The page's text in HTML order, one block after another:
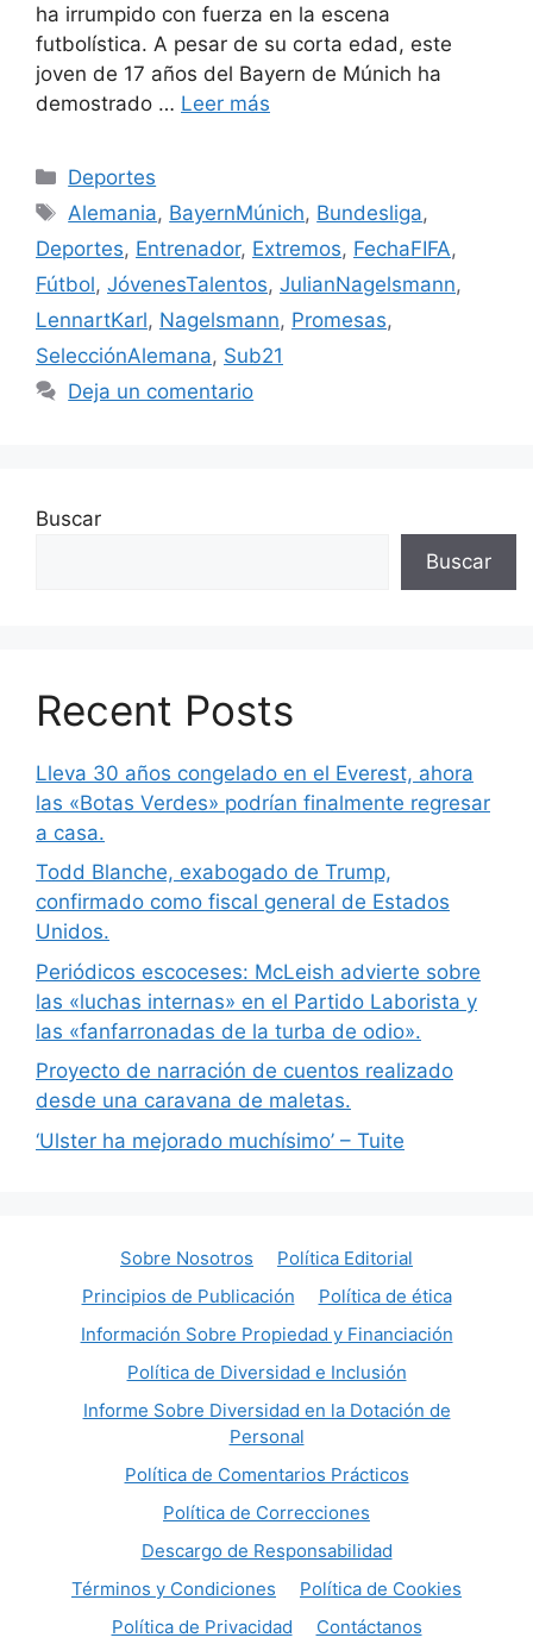
ha irrumpido con fuerza en la escena
futbolística. A pesar de su corta edad, este
joven de 17 años del Bayern de Múnich ha
demostrado … Leer más
Categorías
Deportes
Etiquetas
Alemania, BayernMúnich, Bundesliga,
Deportes, Entrenador, Extremos, FechaFIFA,
Fútbol, JóvenesTalentos, JulianNagelsmann,
LennartKarl, Nagelsmann, Promesas,
SelecciónAlemana, Sub21
Deja un comentario
Buscar
Buscar
Recent Posts
Lleva 30 años congelado en el Everest, ahora
las «Botas Verdes» podrían finalmente regresar
a casa.
Todd Blanche, exabogado de Trump,
confirmado como fiscal general de Estados
Unidos.
Periódicos escoceses: McLeish advierte sobre
las «luchas internas» en el Partido Laborista y
las «fanfarronadas de la turba de odio».
Proyecto de narración de cuentos realizado
desde una caravana de maletas.
‘Ulster ha mejorado muchísimo’ – Tuite
Sobre Nosotros
Política Editorial
Principios de Publicación
Política de ética
Información Sobre Propiedad y Financiación
Política de Diversidad e Inclusión
Informe Sobre Diversidad en la Dotación de
Personal
Política de Comentarios Prácticos
Política de Correcciones
Descargo de Responsabilidad
Términos y Condiciones
Política de Cookies
Política de Privacidad
Contáctanos